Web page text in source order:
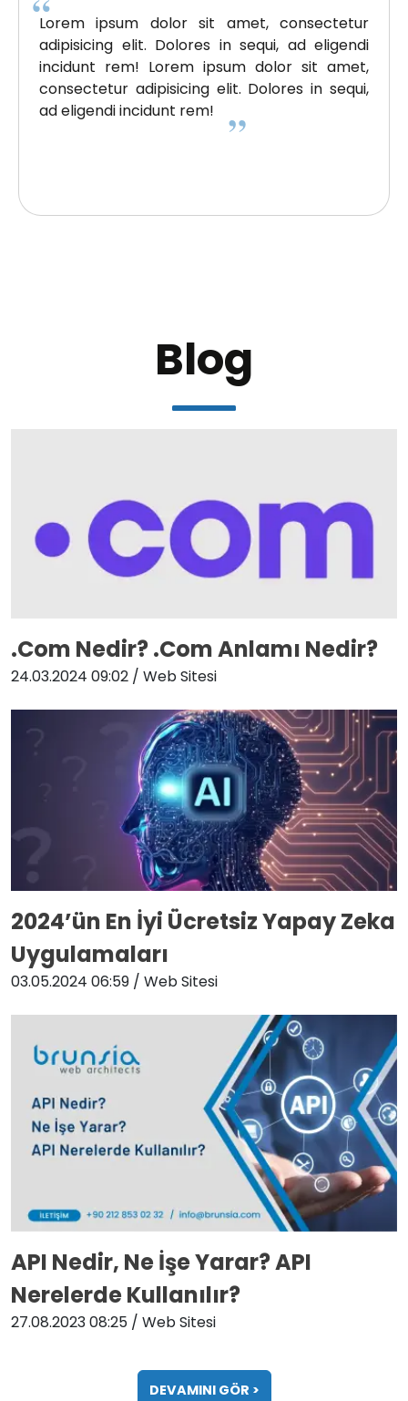
Lorem ipsum dolor sit amet, consectetur
adipisicing elit. Dolores in sequi, ad eligendi
incidunt rem! Lorem ipsum dolor sit amet,
consectetur adipisicing elit. Dolores in sequi,
ad eligendi incidunt rem!
Blog
.Com Nedir? .Com Anlamı Nedir?
24.03.2024 09:02 / Web Sitesi
2024’ün En İyi Ücretsiz Yapay Zeka
Uygulamaları
03.05.2024 06:59 / Web Sitesi
API Nedir, Ne İşe Yarar? API
Nerelerde Kullanılır?
27.08.2023 08:25 / Web Sitesi
DEVAMINI GÖR >